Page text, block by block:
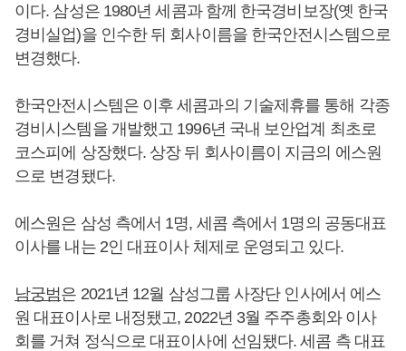
이다. 삼성은 1980년 세콤과 함께 한국경비보장(옛 한국
경비실업)을 인수한 뒤 회사이름을 한국안전시스템으로
변경했다.
한국안전시스템은 이후 세콤과의 기술제휴를 통해 각종
경비시스템을 개발했고 1996년 국내 보안업계 최초로
코스피에 상장했다. 상장 뒤 회사이름이 지금의 에스원
으로 변경됐다.
에스원은 삼성 측에서 1명, 세콤 측에서 1명의 공동대표
이사를 내는 2인 대표이사 체제로 운영되고 있다.
남궁범은 2021년 12월 삼성그룹 사장단 인사에서 에스
원 대표이사로 내정됐고, 2022년 3월 주주총회와 이사
회를 거쳐 정식으로 대표이사에 선임됐다. 세콤 측 대표